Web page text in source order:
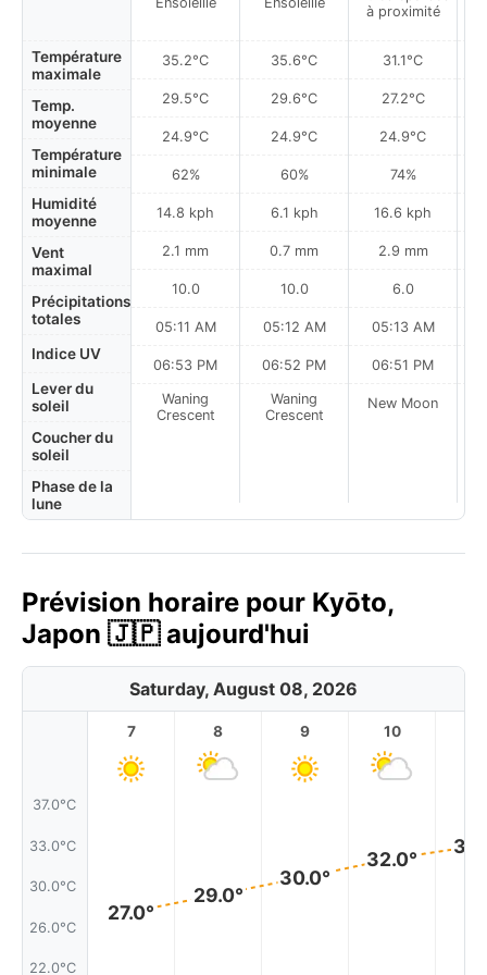
Température
maximale
Temp.
moyenne
Température
minimale
Humidité
moyenne
Vent
maximal
Précipitations
totales
Indice UV
Lever du
soleil
Coucher du
soleil
Phase de la
lune
35.2°C
29.5°C
24.9°C
62%
14.8 kph
2.1 mm
10.0
05:11 AM
06:53 PM
Waning
Crescent
35.6°C
29.6°C
24.9°C
60%
6.1 kph
0.7 mm
10.0
05:12 AM
06:52 PM
Waning
Crescent
à proximité
31.1°C
27.2°C
24.9°C
74%
16.6 kph
2.9 mm
6.0
05:13 AM
06:51 PM
New Moon
Prévision horaire pour Kyōto,
Japon 🇯🇵 aujourd'hui
Saturday, August 08, 2026
37.0°C
33.0°C
30.0°C
26.0°C
22.0°C
7
27.0°
8
29.0°
9
30.0°
10
32.0°